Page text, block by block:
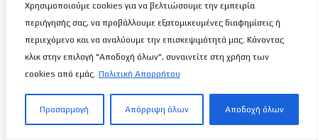
Χρησιμοποιούμε cookies για να βελτιώσουμε την εμπειρία
περιήγησής σας, να προβάλλουμε εξατομικευμένες διαφημίσεις ή
περιεχόμενο και να αναλύουμε την επισκεψιμότητά μας. Κάνοντας
κλικ στην επιλογή "Αποδοχή όλων", συναινείτε στη χρήση των
cookies από εμάς. Πολιτική Απορρήτου
Προσαρμογή Απόρριψη όλων Αποδοχή όλων
άνθισης της Γυναικείας καλαθόσφαιρας…
9 ΑΥΓΟΎΣΤΟΥ 2026
Διεθνής Ημέρα Αυτοχθόνων Λαών της
Οικουμένης
9 ΑΥΓΟΎΣΤΟΥ 2026